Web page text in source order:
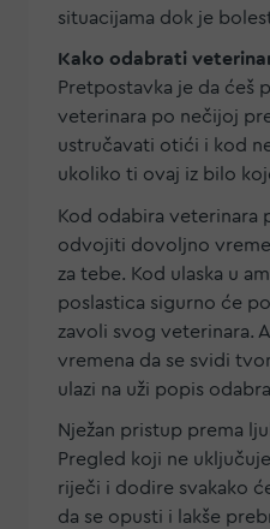
situacijama dok je
Kako odabrati
Pretpostavka je da ćeš
veterinara po nečijoj
ustručavati otići i kod
ukoliko ti ovaj iz bilo
Kod odabira veterinara
odvojiti dovoljno
za tebe. Kod ulaska u
poslastica sigurno će
zavoli svog veterinara.
vremena da se svidi
ulazi na uži popis
Nježan pristup prema
Pregled koji ne
riječi i dodire svakako
da se opusti i lakše